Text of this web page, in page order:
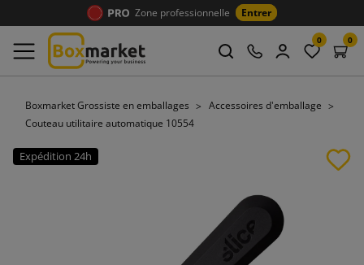
Zone professionnelle Entrer
0 0
Boxmarket Grossiste en emballages
Accessoires d'emballage
Couteau utilitaire automatique 10554
Expédition 24h